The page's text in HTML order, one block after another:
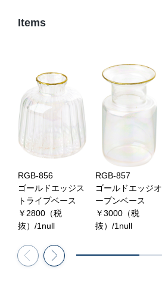
Items
RGB-856
ゴールドエッジス
トライプベース
￥2800（税
抜）/1null
RGB-857
ゴールドエッジオ
ープンベース
￥3000（税
抜）/1null